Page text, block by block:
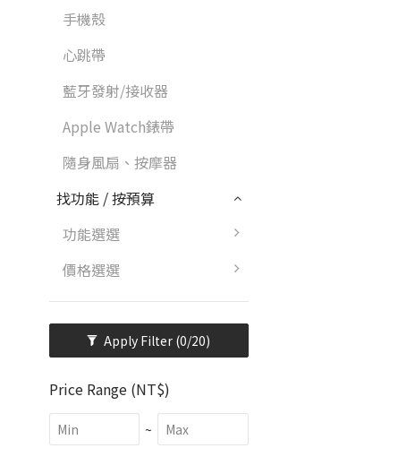
手機殼
心跳帶
藍牙發射/接收器
Apple Watch錶帶
隨身風扇、按摩器
找功能 / 按預算
功能選選
價格選選
Apply Filter (0/20)
Price Range (NT$)
~